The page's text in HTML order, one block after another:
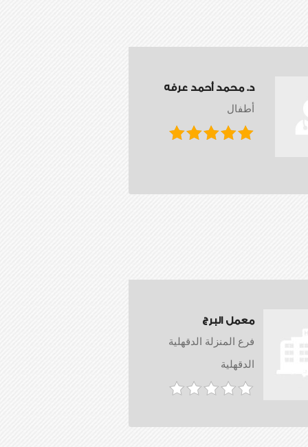
د. محمد أحمد عرفه
أطفال
معمل البرج
فرع المنزلة الدقهلية
الدقهلية